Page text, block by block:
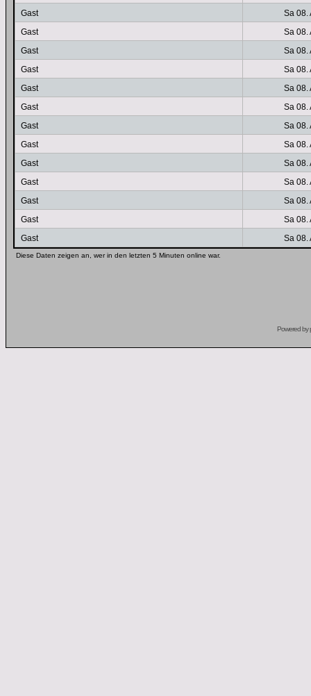
Gast
Sa 08.
Gast
Sa 08.
Gast
Sa 08.
Gast
Sa 08.
Gast
Sa 08.
Gast
Sa 08.
Gast
Sa 08.
Gast
Sa 08.
Gast
Sa 08.
Gast
Sa 08.
Gast
Sa 08.
Gast
Sa 08.
Gast
Sa 08.
Diese Daten zeigen an, wer in den letzten 5 Minuten online war.
Powered by